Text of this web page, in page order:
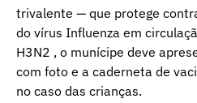
trivalente — que protege
do vírus Influenza em
H3N2 , o munícipe deve
com foto e a caderneta de
no caso das crianças.